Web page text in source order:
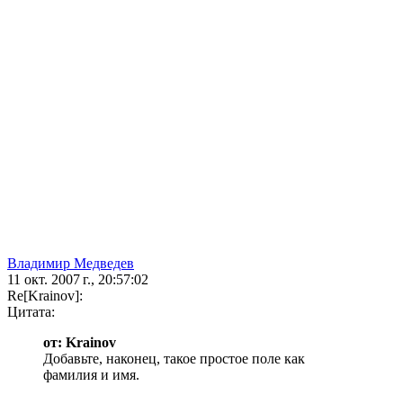
Владимир Медведев
11 окт. 2007 г., 20:57:02
Re[Krainov]:
Цитата:
от: Krainov
Добавьте, наконец, такое простое поле как
фамилия и имя.